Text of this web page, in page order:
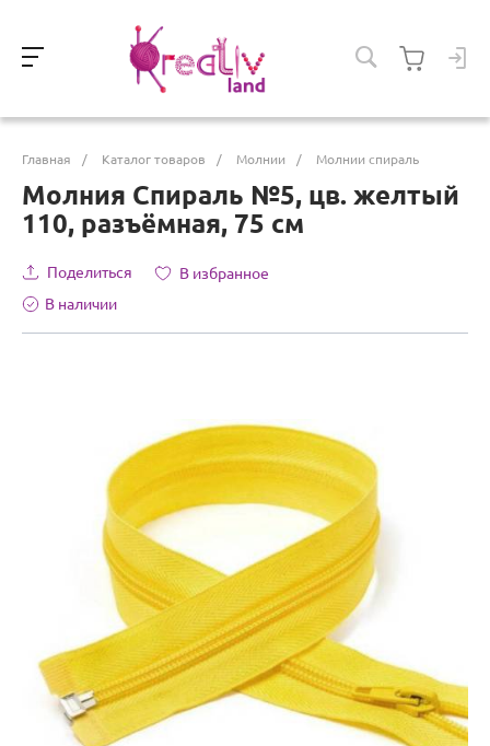
Главная / Каталог товаров / Молнии / Молнии спираль
Молния Спираль №5, цв. желтый
110, разъёмная, 75 см
Поделиться
В избранное
В наличии